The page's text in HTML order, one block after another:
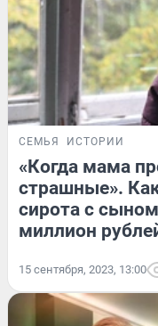
СЕМЬЯ ИСТОРИИ
«Когда мама
страшные».
сирота с
миллион
15 сентября, 2023, 13:00